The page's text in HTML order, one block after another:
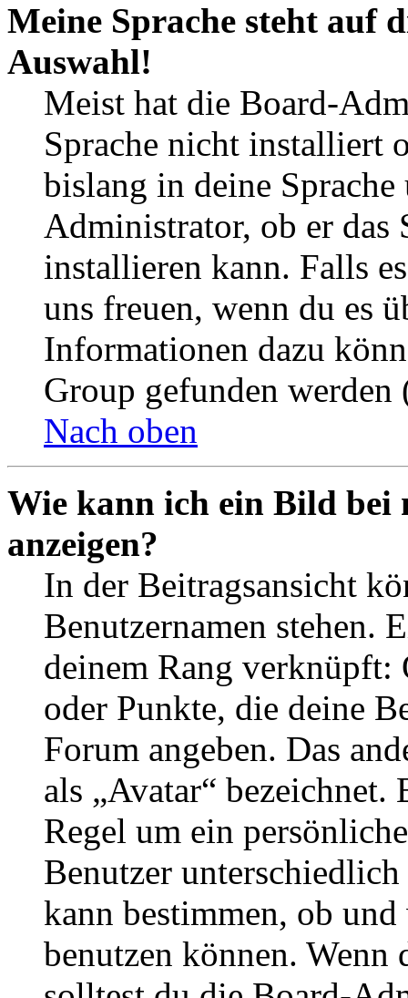
Meine Sprache steht auf
Auswahl!
Meist hat die Board-
Sprache nicht installiert
bislang in deine
Administrator, ob er das
installieren kann. Falls
uns freuen, wenn du es
Informationen dazu
Group gefunden
Nach oben
Wie kann ich ein Bild bei
anzeigen?
In der Beitragsansicht
Benutzernamen stehen.
deinem Rang verknüpft:
oder Punkte, die deine
Forum angeben. Das
als „Avatar“
Regel um ein
Benutzer
kann bestimmen, ob
benutzen können. Wenn